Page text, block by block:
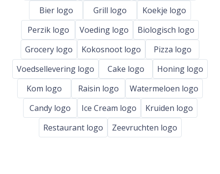
Bier logo
Grill logo
Koekje logo
Perzik logo
Voeding logo
Biologisch logo
Grocery logo
Kokosnoot logo
Pizza logo
Voedsellevering logo
Cake logo
Honing logo
Kom logo
Raisin logo
Watermeloen logo
Candy logo
Ice Cream logo
Kruiden logo
Restaurant logo
Zeevruchten logo